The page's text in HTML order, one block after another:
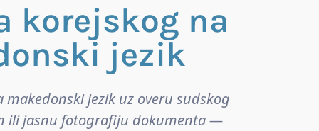
korejskog na
jezik
makedonski jezik uz overu sudskog
ili jasnu fotografiju dokumenta —